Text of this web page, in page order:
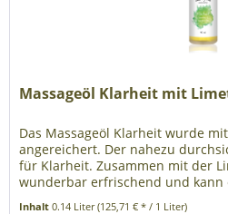
Massageöl Klarheit mit
Das Massageöl Klarheit wurde
angereichert. Der nahezu
für Klarheit. Zusammen mit der
wunderbar erfrischend und kann
Inhalt0.14 Liter(125,71 € * / 1 Liter)